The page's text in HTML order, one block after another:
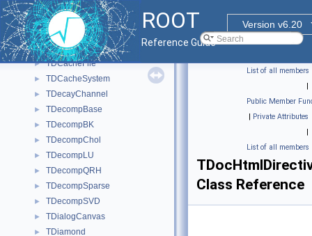
ROOT
Version v6.20
Reference Guide
► TDatime
► TDavixFile
► TDavixFileInternal
► TDavixSystem
► TDCacheFile
► TDCacheSystem
► TDecayChannel
► TDecompBase
► TDecompBK
► TDecompChol
► TDecompLU
► TDecompQRH
► TDecompSparse
► TDecompSVD
► TDialogCanvas
► TDiamond
List of all members
|
Public Member
| Private Attributes
|
List of all members
Class Reference